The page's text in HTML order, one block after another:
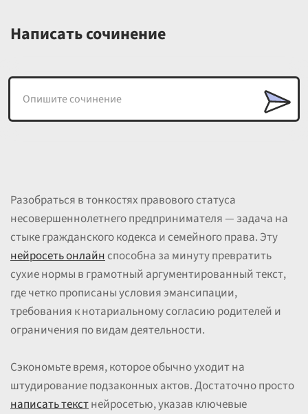
Написать сочинение
Разобраться в тонкостях правового статуса
несовершеннолетнего предпринимателя — задача на
стыке гражданского кодекса и семейного права. Эту
нейросеть онлайнспособна за минуту превратить
сухие нормы в грамотный аргументированный текст,
где четко прописаны условия эмансипации,
требования к нотариальному согласию родителей и
ограничения по видам деятельности.
Сэкономьте время, которое обычно уходит на
штудирование подзаконных актов. Достаточно просто
написать текстнейросетью, указав ключевые